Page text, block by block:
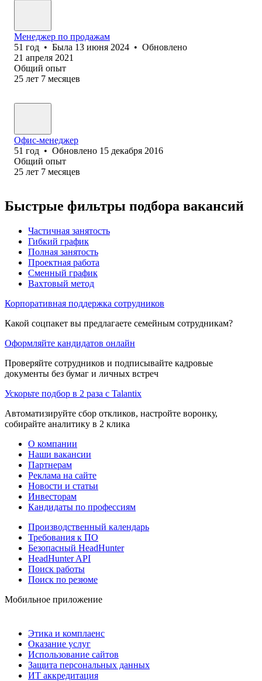
Менеджер по продажам
51 год • Была 13 июня 2024 • Обновлено
21 апреля 2021
Общий опыт
25 лет 7 месяцев
Офис-менеджер
51 год • Обновлено 15 декабря 2016
Общий опыт
25 лет 7 месяцев
Быстрые фильтры подбора вакансий
Частичная занятость
Гибкий график
Полная занятость
Проектная работа
Сменный график
Вахтовый метод
Корпоративная поддержка сотрудников
Какой соцпакет вы предлагаете семейным сотрудникам?
Оформляйте кандидатов онлайн
Проверяйте сотрудников и подписывайте кадровые
документы без бумаг и личных встреч
Ускорьте подбор в 2 раза с Talantix
Автоматизируйте сбор откликов, настройте воронку,
собирайте аналитику в 2 клика
О компании
Наши вакансии
Партнерам
Реклама на сайте
Новости и статьи
Инвесторам
Кандидаты по профессиям
Производственный календарь
Требования к ПО
Безопасный HeadHunter
HeadHunter API
Поиск работы
Поиск по резюме
Мобильное приложение
Этика и комплаенс
Оказание услуг
Использование сайтов
Защита персональных данных
ИТ аккредитация